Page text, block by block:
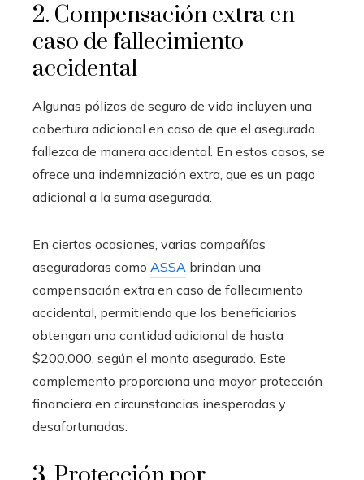
2. Compensación extra en
caso de fallecimiento
accidental
Algunas pólizas de seguro de vida incluyen una
cobertura adicional en caso de que el asegurado
fallezca de manera accidental. En estos casos, se
ofrece una indemnización extra, que es un pago
adicional a la suma asegurada.
En ciertas ocasiones, varias compañías
aseguradoras como ASSA brindan una
compensación extra en caso de fallecimiento
accidental, permitiendo que los beneficiarios
obtengan una cantidad adicional de hasta
$200.000, según el monto asegurado. Este
complemento proporciona una mayor protección
financiera en circunstancias inesperadas y
desafortunadas.